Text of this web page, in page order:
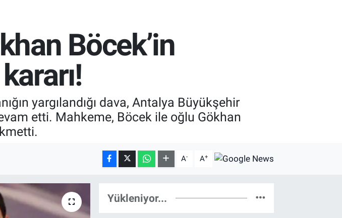
Böcek’in
yargılandığı dava, Antalya Büyükşehir
etti. Mahkeme, Böcek ile oğlu Gökhan
A- A+
Yükleniyor...